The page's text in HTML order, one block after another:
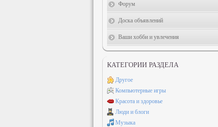
Форум
Доска объявлений
Ваши хобби и увлечения
КАТЕГОРИИ РАЗДЕЛА
Другое
Компьютерные игры
Красота и здоровье
Люди и блоги
Музыка